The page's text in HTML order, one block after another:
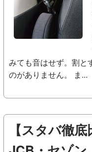
みても音はせず。割と
のがありません。 ま...
【スタバ徹